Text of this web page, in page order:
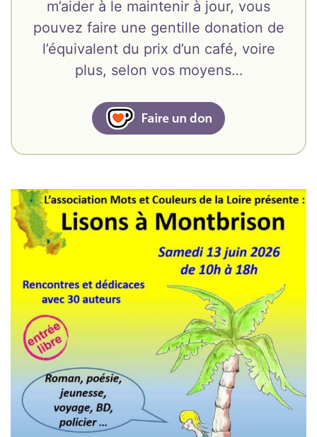
m’aider à le maintenir à jour, vous
pouvez faire une gentille donation de
l’équivalent du prix d’un café, voire
plus, selon vos moyens…